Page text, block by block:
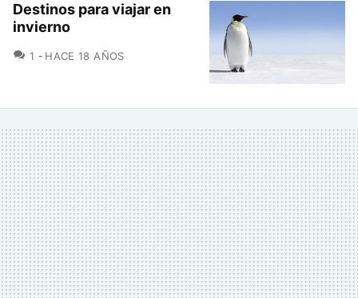
Destinos para viajar en
invierno
1 COMENTARIOS
HACE 18 AÑOS